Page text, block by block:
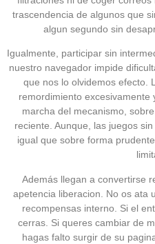
trascendencia de algunos que
algun segundo sin
Igualmente, participar sin
nuestro navegador impide
que nos lo olvidemos efecto.
remordimiento
marcha del mecanismo,
reciente. Aunque, las juegos
igual que sobre forma
Además llegan a convertirse
apetencia liberacion. No os ata
recompensas interno. Si el
cerras. Si queres cambiar de
hagas falto surgir de su